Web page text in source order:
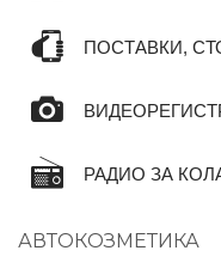
ПОСТАВКИ,
РАДИО ЗА
АВТОКОЗМЕТИКА